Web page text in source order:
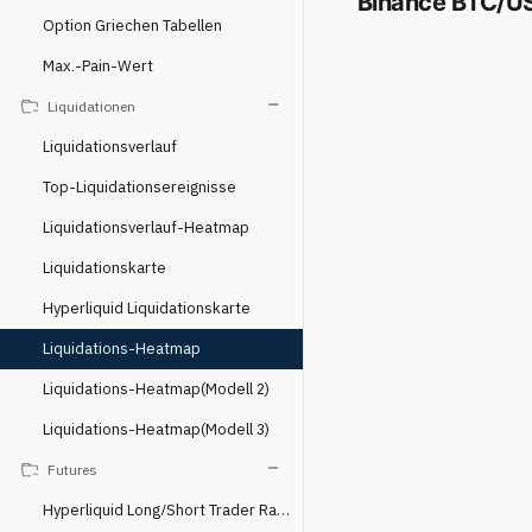
Option Griechen Tabellen
Max.-Pain-Wert
Liquidationen
Liquidationsverlauf
Top-Liquidationsereignisse
Liquidationsverlauf-Heatmap
Liquidationskarte
Hyperliquid Liquidationskarte
Liquidations-Heatmap
Liquidations-Heatmap(Modell 2)
Liquidations-Heatmap(Modell 3)
Futures
Hyperliquid Long/Short Trader Ratio